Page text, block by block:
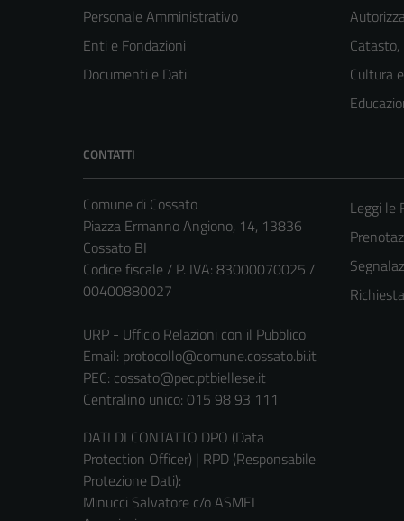
Personale Amministrativo
Enti e Fondazioni
Documenti e Dati
Catasto,
Cultura
CONTATTI
Comune di Cossato
Piazza Ermanno Angiono, 14, 13836
Cossato BI
Codice fiscale / P. IVA: 83000070025 /
00400880027
URP - Ufficio Relazioni con il Pubblico
Email: protocollo@comune.cossato.bi.it
PEC: cossato@pec.ptbiellese.it
Centralino unico: 015 98 93 111
DATI DI CONTATTO DPO (Data
Protection Officer) | RPD (Responsabile
Protezione Dati):
Minucci Salvatore c/o ASMEL
Leggi le